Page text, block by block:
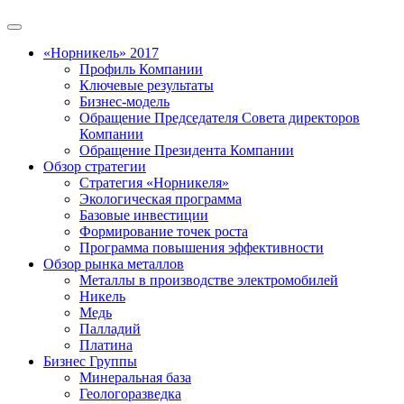
«Норникель» 2017
Профиль Компании
Ключевые результаты
Бизнес-модель
Обращение Председателя Совета директоров
Компании
Обращение Президента Компании
Обзор стратегии
Стратегия «Норникеля»
Экологическая программа
Базовые инвестиции
Формирование точек роста
Программа повышения эффективности
Обзор рынка металлов
Металлы в производстве электромобилей
Никель
Медь
Палладий
Платина
Бизнес Группы
Минеральная база
Геологоразведка